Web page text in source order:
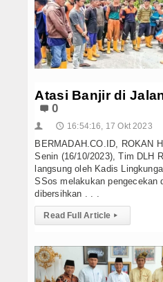
Atasi Banjir di
0
👤 🕔 16:54:16, 17 Okt 2023
BERMADAH.CO.ID, ROKAN
Senin (16/10/2023), Tim DLH
langsung oleh Kadis
SSos melakukan pengecekan
dibersihkan . . .
Read Full Article ▸